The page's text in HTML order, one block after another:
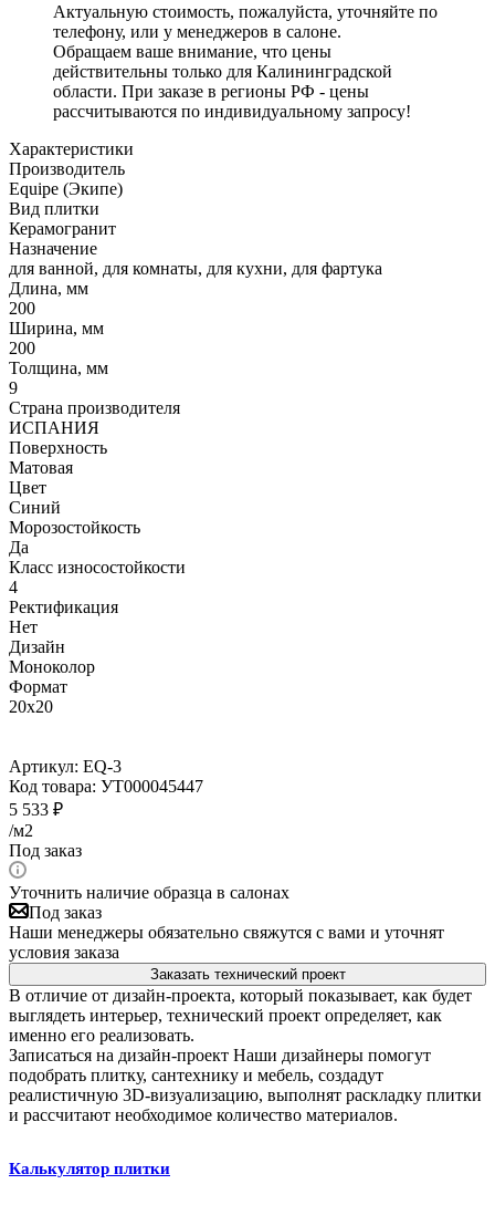
Актуальную стоимость, пожалуйста, уточняйте по
телефону, или у менеджеров в салоне.
Обращаем ваше внимание, что цены
действительны только для Калининградской
области. При заказе в регионы РФ - цены
рассчитываются по индивидуальному запросу!
Характеристики
Производитель
Equipe (Экипе)
Вид плитки
Керамогранит
Назначение
для ванной, для комнаты, для кухни, для фартука
Длина, мм
200
Ширина, мм
200
Толщина, мм
9
Страна производителя
ИСПАНИЯ
Поверхность
Матовая
Цвет
Синий
Морозостойкость
Да
Класс износостойкости
4
Ректификация
Нет
Дизайн
Моноколор
Формат
20x20
Артикул: EQ-3
Код товара: УТ000045447
5 533 ₽
/м2
Под заказ
Уточнить наличие образца в салонах
Под заказ
Наши менеджеры обязательно свяжутся с вами и уточнят
условия заказа
Заказать технический проект
В отличие от дизайн-проекта, который показывает, как будет
выглядеть интерьер, технический проект определяет, как
именно его реализовать.
Записаться на дизайн-проект Наши дизайнеры помогут
подобрать плитку, сантехнику и мебель, создадут
реалистичную 3D-визуализацию, выполнят раскладку плитки
и рассчитают необходимое количество материалов.
Калькулятор плитки